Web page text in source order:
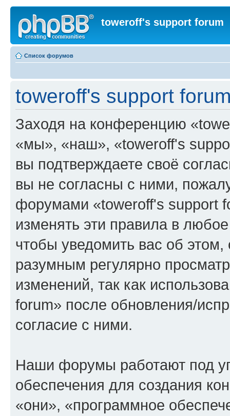
toweroff's support forum
Список форумов
toweroff's support
Заходя на конференцию
«мы», «наш», «toweroff's
вы подтверждаете своё
вы не согласны с ними,
форумами «toweroff's support
изменять эти правила в
чтобы уведомить вас об
разумным регулярно
изменений, так как
forum» после обновления/
согласие с ними.
Наши форумы работают под
обеспечения для создания
«они», «программное